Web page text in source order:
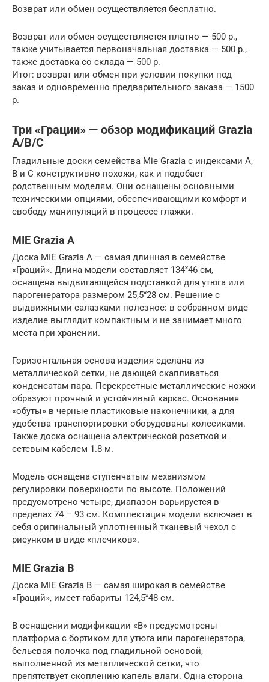
Возврат или обмен осуществляется бесплатно.
Возврат или обмен осуществляется платно — 500 р.,
также учитывается первоначальная доставка — 500 р.,
также доставка со склада — 500 р.
Итог: возврат или обмен при условии покупки под
заказ и одновременно предварительного заказа — 1500
р.
Три «Грации» — обзор модификаций Grazia
A/B/C
Гладильные доски семейства Mie Grazia с индексами A,
В и С конструктивно похожи, как и подобает
родственным моделям. Они оснащены основными
техническими опциями, обеспечивающими комфорт и
свободу манипуляций в процессе глажки.
MIE Grazia A
Доска MIE Grazia A — самая длинная в семействе
«Граций». Длина модели составляет 134˟46 см,
оснащена выдвигающейся подставкой для утюга или
парогенератора размером 25,5˟28 см. Решение с
выдвижными салазками полезное: в собранном виде
изделие выглядит компактным и не занимает много
места при хранении.
Горизонтальная основа изделия сделана из
металлической сетки, не дающей скапливаться
конденсатам пара. Перекрестные металлические ножки
образуют прочный и устойчивый каркас. Основания
«обуты» в черные пластиковые наконечники, а для
удобства транспортировки оборудованы колесиками.
Также доска оснащена электрической розеткой и
сетевым кабелем 1.8 м.
Модель оснащена ступенчатым механизмом
регулировки поверхности по высоте. Положений
предусмотрено четыре, диапазон варьируется в
пределах 74 – 93 см. Комплектация модели включает в
себя оригинальный уплотненный тканевый чехол с
рисунком в виде «плечиков».
MIE Grazia B
Доска MIE Grazia B — самая широкая в семействе
«Граций», имеет габариты 124,5˟48 см.
В оснащении модификации «B» предусмотрены
платформа с бортиком для утюга или парогенератора,
бельевая полочка под гладильной основой,
выполненной из металлической сетки, что
препятствует скоплению капель влаги. Одна сторона